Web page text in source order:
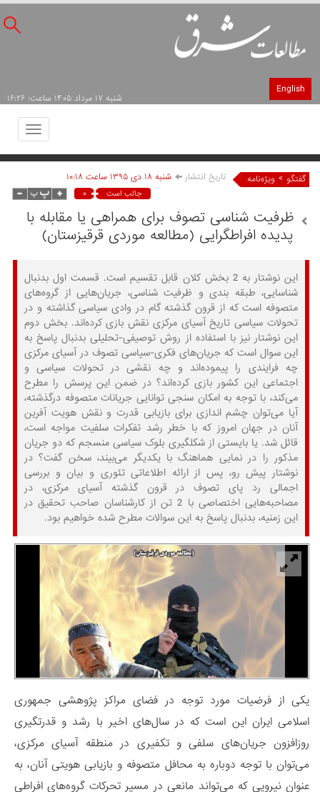
English
شنبه ۱۷ مرداد ۱۴۰۵ ساعت: ۱۶:۲۶
Toggle
گفتگو > ویژه‌نامه تاریخ انتشار شنبه ۱۸ دی ۱۳۹۵ ساعت ۱۰:۱۸
جالب است ۰
ظرفیت شناسی تصوف برای همراهی یا مقابله با
پدیده افراطگرایی (مطالعه موردی قرقیزستان)
این نوشتار به 2 بخش کلان قابل تقسیم است. قسمت اول بدنبال
شناسایی، طبقه بندی و ظرفیت شناسی، جریان‌هایی از گروه‌های
متصوفه است که از قرون گذشته گام در وادی سیاسی گذاشته و در
تحولات سیاسی تاریخ آسیای مرکزی نقش بازی کرده‌اند. بخش دوم
این نوشتار نیز با استفاده از روش توصیفی-تحلیلی بدنبال پاسخ به
این سوال است که جریان‌های فکری-سیاسی تصوف در آسیای مرکزی
چه فرایندی را پیموده‌اند و چه نقشی در تحولات سیاسی و
اجتماعی این کشور بازی کرده‌اند؟ در ضمن این پرسش را مطرح
می‌کند، با توجه به امکان سنجی توانایی جریانات متصوفه درگذشته،
آیا می‌توان چشم اندازی برای بازیابی قدرت و نقش هویت آفرین
آنان در جهان امروز که با خطر رشد تفکرات سلفیت مواجه است،
قائل شد. یا بایستی از شکلگیری بلوک سیاسی منسجم که دو جریان
مذکور را در نمایی هماهنگ با یکدیگر می‌بیند، سخن گفت؟ در
نوشتار پیش رو، پس از ارائه اطلاعاتی تئوری و بیان و بررسی
اجمالی رد پای تصوف در قرون گذشته آسیای مرکزی، در
مصاحبه‌هایی اختصاصی با 2 تن از کارشناسان صاحب تحقیق در
این زمنیه، بدنبال پاسخ به این سوالات مطرح شده خواهیم بود.
یکی از فرضیات مورد توجه در فضای مراکز پژوهشی جمهوری
اسلامی ایران این است که در سال‌های اخیر با رشد و قدرتگیری
روز‌افزون جریان‌های سلفی و تکفیری در منطقه آسیای مرکزی،
می‌توان با توجه دوباره به محافل متصوفه و بازیابی هویتی آنان، به
عنوان نیرویی که می‌تواند مانعی در مسیر تحرکات گروه‌های افراطی